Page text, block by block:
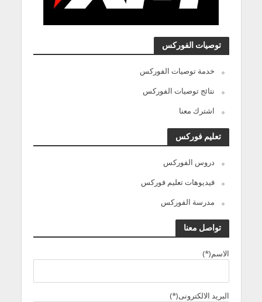
توصيات الفوركس
خدمة توصيات الفوركس
نتائج توصيات الفوركس
اشترك معنا
تعليم فوركس
دروس الفوركس
فيديوهات تعليم فوركس
مدرسة الفوركس
تواصل معنا
الاسم(*)
البريد الالكترونى(*)